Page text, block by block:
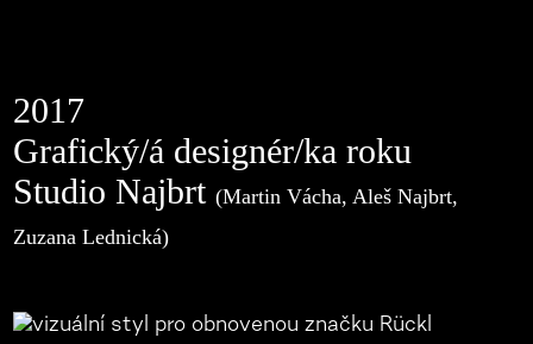
2017
Grafický/á designér/ka roku
Studio Najbrt(Martin Vácha, Aleš Najbrt,
Zuzana Lednická)